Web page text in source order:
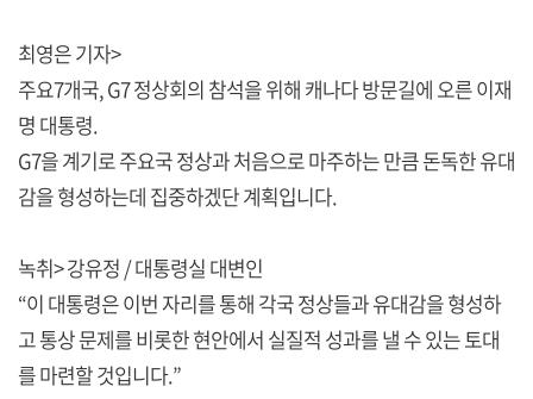
최영은 기자>
주요7개국, G7 정상회의 참석을 위해 캐나다 방문길에 오른 이재
명 대통령.
G7을 계기로 주요국 정상과 처음으로 마주하는 만큼 돈독한 유대
감을 형성하는데 집중하겠단 계획입니다.
녹취> 강유정 / 대통령실 대변인
“이 대통령은 이번 자리를 통해 각국 정상들과 유대감을 형성하
고 통상 문제를 비롯한 현안에서 실질적 성과를 낼 수 있는 토대
를 마련할 것입니다.”